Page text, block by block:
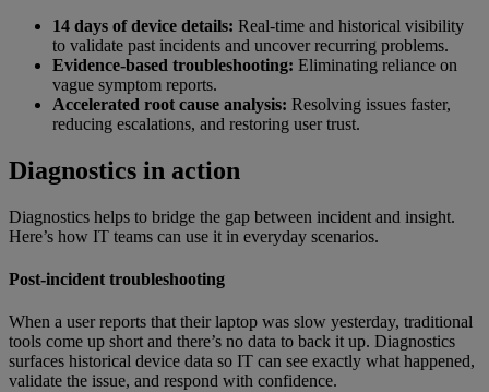
14 days of device details: Real-time and historical visibility
to validate past incidents and uncover recurring problems.
Evidence-based troubleshooting: Eliminating reliance on
vague symptom reports.
Accelerated root cause analysis: Resolving issues faster,
reducing escalations, and restoring user trust.
Diagnostics in action
Diagnostics helps to bridge the gap between incident and insight.
Here’s how IT teams can use it in everyday scenarios.
Post-incident troubleshooting
When a user reports that their laptop was slow yesterday, traditional
tools come up short and there’s no data to back it up. Diagnostics
surfaces historical device data so IT can see exactly what happened,
validate the issue, and respond with confidence.